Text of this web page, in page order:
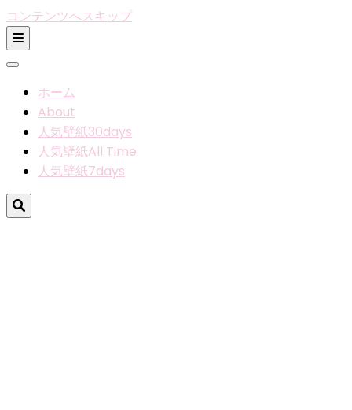
コンテンツへスキップ
ホーム
About
人気壁紙30days
人気壁紙All Time
人気壁紙7days